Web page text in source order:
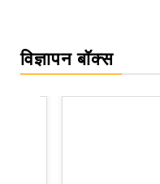
विज्ञापन बॉक्स